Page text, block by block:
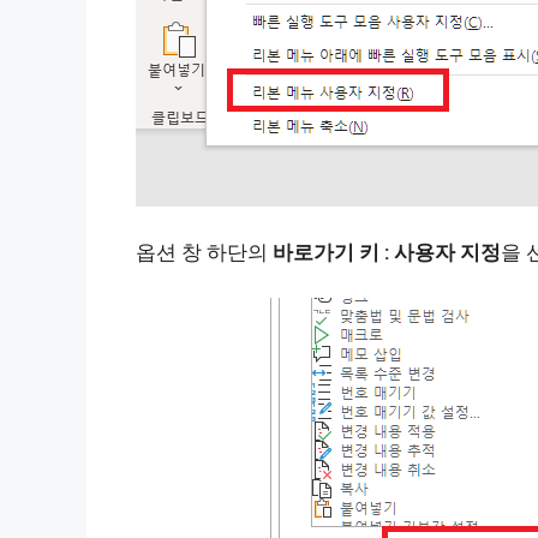
옵션 창 하단의 바로가기 키 : 사용자 지정을